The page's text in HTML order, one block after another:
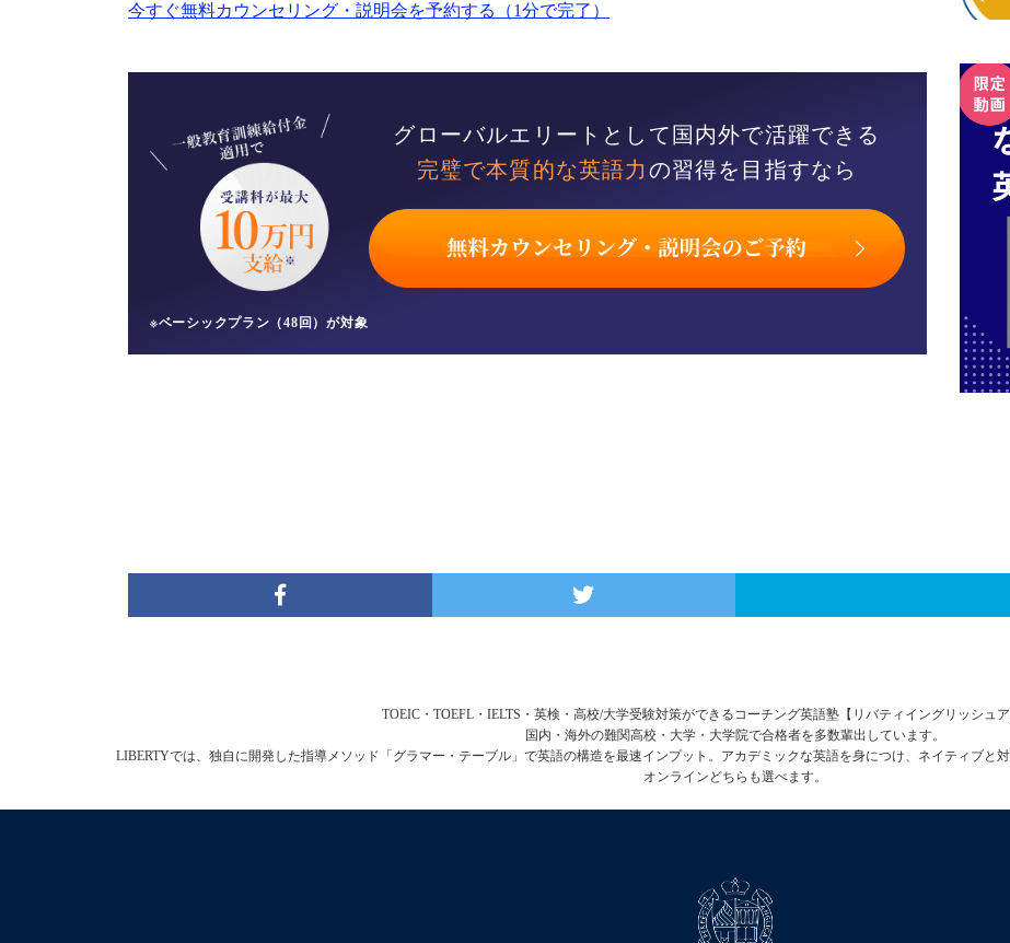
今すぐ無料カウンセリング・説明会を予約する（1分で完了）
グローバルエリートとして国内外で活躍できる
完璧で本質的な英語力 の習得を目指すなら
※ベーシックプラン（48回）が対象
TOEIC・TOEFL・IELTS・英検・高校/大学受験対策ができるコーチング英語塾【リバティイングリッシュア
国内・海外の難関高校・大学・大学院で合格者を多数輩出しています。
LIBERTYでは、独自に開発した指導メソッド「グラマー・テーブル」で英語の構造を最速インプット。アカデミックな英語を身につけ、ネイティブと
オンラインどちらも選べます。